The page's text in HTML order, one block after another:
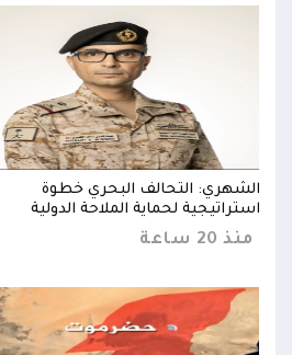
الشهري: التحالف البحري خطوة
استراتيجية لحماية الملاحة الدولية
منذ 20 ساعة